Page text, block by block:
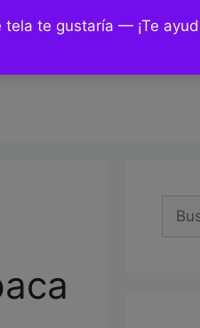
te gustaría — ¡Te